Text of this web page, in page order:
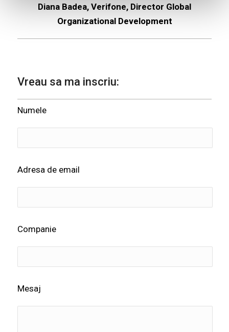
Diana Badea, Verifone, Director Global
Organizational Development
Vreau sa ma inscriu:
Numele
Adresa de email
Companie
Mesaj